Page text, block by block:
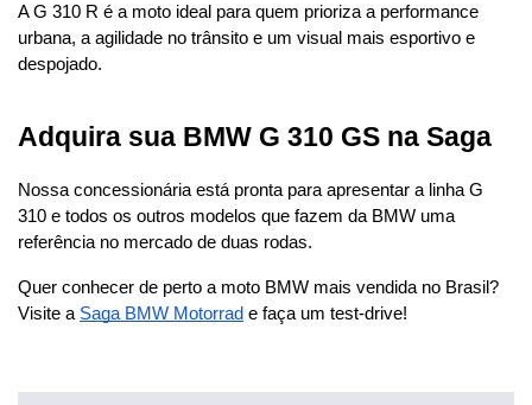
A G 310 R é a moto ideal para quem prioriza a performance
urbana, a agilidade no trânsito e um visual mais esportivo e
despojado.
Adquira sua BMW G 310 GS na Saga
Nossa concessionária está pronta para apresentar a linha G
310 e todos os outros modelos que fazem da BMW uma
referência no mercado de duas rodas.
Quer conhecer de perto a moto BMW mais vendida no Brasil?
Visite a Saga BMW Motorrad e faça um test-drive!